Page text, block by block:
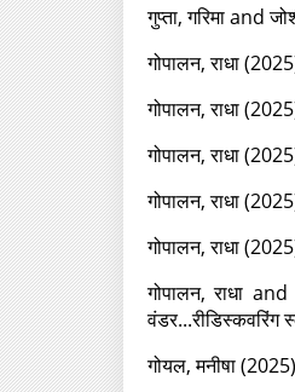
गुप्‍ता, गरिमाand
गोपालन, राधा
गोपालन, राधा
गोपालन, राधा
गोपालन, राधा
गोपालन, राधा
गोपालन, राधा
गोयल, मनीषा(2025)